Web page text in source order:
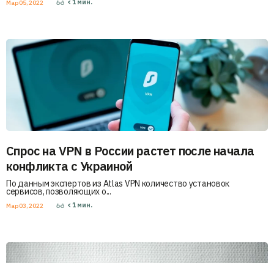
Мар 05, 2022 < 1 мин.
Спрос на VPN в России растет после начала
конфликта с Украиной
По данным экспертов из Atlas VPN количество установок
сервисов, позволяющих о...
Мар 03, 2022 < 1 мин.